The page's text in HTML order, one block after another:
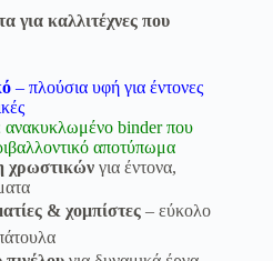
για καλλιτέχνες που
– πλούσια υφή για έντονες
ανακυκλωμένο binder που
αποτύπωμα
χρωστικών για έντονα,
& χομπίστες – εύκολο